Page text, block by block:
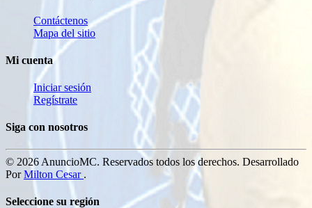
Contáctenos
Mapa del sitio
Mi cuenta
Iniciar sesión
Regístrate
Siga con nosotros
© 2026 AnuncioMC. Reservados todos los derechos. Desarrollado
PorMilton Cesar .
Seleccione su región